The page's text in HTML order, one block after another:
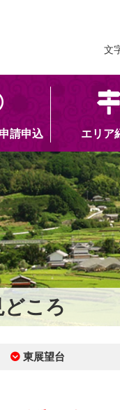
文
請申込 エリア
ころ
東展望台